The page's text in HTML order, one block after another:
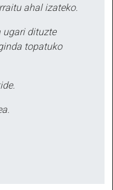
ahal izateko.
ugari dituzte
topatuko